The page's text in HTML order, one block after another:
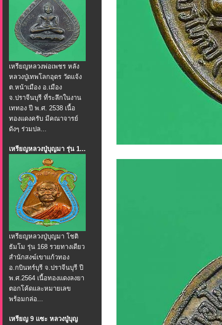
เหรียญหลวงพ่อเพชร หลัง
หลวงปู่เทพโลกอุดร วัดแจ้ง
ต.หน้าเมือง อ.เมือง
จ.ปราจีนบุรี ที่ระลึกในงาน
เททอง ปี พ.ศ. 2538 เนื้อ
ทองแดงครับ มีคณาจารย์
ดังๆ ร่วมปล...
เหรียญหลวงปู่บุญมา รุ่น 1...
เหรียญหลวงปู่บุญมา โชติ
ธัมโม รุ่น 168 รวยทางเดียว
สำนักสงฆ์เขาแก้วทอง
อ.กบินทร์บุรี จ.ปราจีนบุรี ปี
พ.ศ.2564 เนื้อทองแดงลงยา
ตอกโค้ดและหมายเลข
พร้อมกล่อ...
เหรียญ 9 แซะ หลวงปู่บุญ